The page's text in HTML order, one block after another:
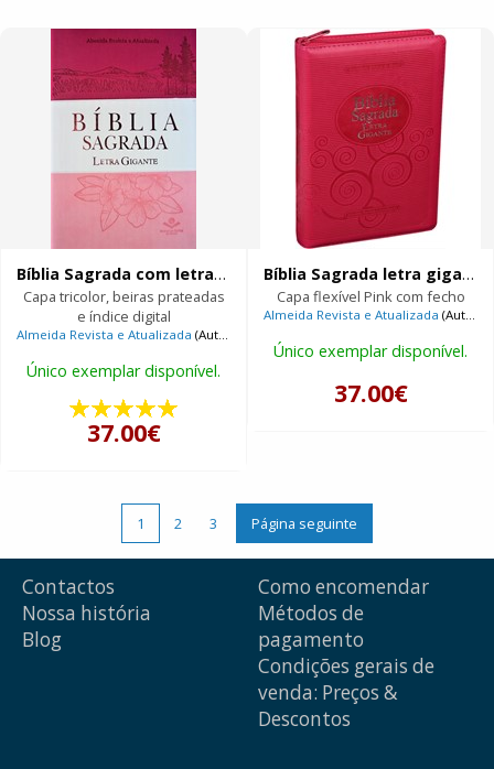
Bíblia Sagrada com letra gigante
Capa tricolor, beiras prateadas
e índice digital
Almeida Revista e Atualizada (Autor)
Único exemplar disponível.
37.00€
Bíblia Sagrada letra gigante
Capa flexível Pink com fecho
Almeida Revista e Atualizada (Autor)
Único exemplar disponível.
37.00€
1 2 3 Página seguinte
Contactos
Nossa história
Blog
Como encomendar
Métodos de
pagamento
Condições gerais de
venda: Preços &
Descontos